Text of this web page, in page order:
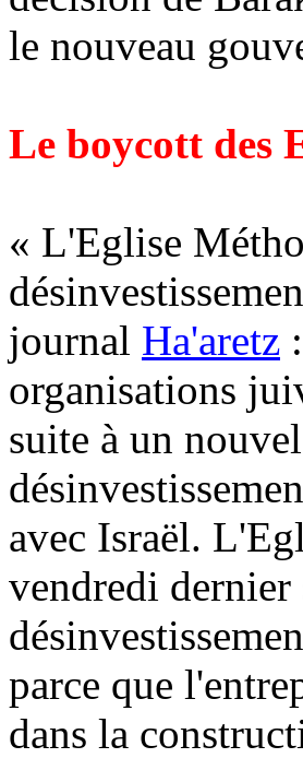
le nouveau
Le boycott des
« L'Eglise
journal Ha'aretz
organisations
suite à un
avec Israël.
vendredi dernier
parce que
dans la